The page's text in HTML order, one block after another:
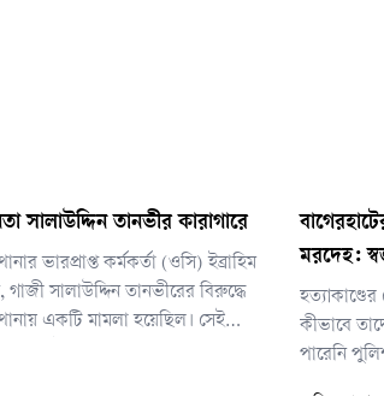
সালাউদ্দিন তানভীর কারাগারে
ভারপ্রাপ্ত কর্মকর্তা (ওসি) ইব্রাহিম
সালাউদ্দিন তানভীরের বিরুদ্ধে
একটি মামলা হয়েছিল। সেই
মরদেহ:
কীভাবে
পারেনি